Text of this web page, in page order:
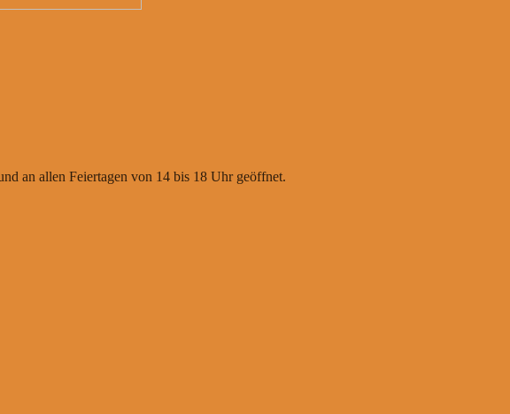
an allen Feiertagen von 14 bis 18 Uhr geöffnet.